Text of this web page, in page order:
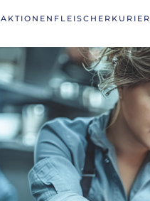
AKTIONEN FLEISCHERKURIER